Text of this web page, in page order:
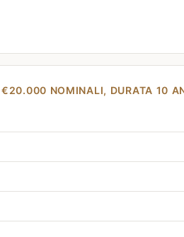
NOMINALI, DURATA 10